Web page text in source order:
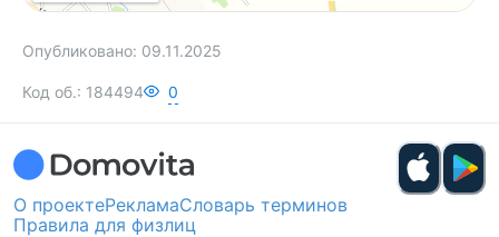
Опубликовано: 09.11.2025
Код об.: 184494 0
О проектеРекламаСловарь терминов
Правила для физлиц